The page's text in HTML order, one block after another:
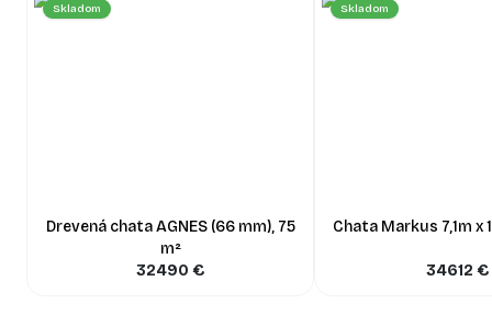
Skladom
Drevená chata AGNES (66 mm), 75
m²
32490 €
Skladom
Chata Markus 7,1m x
34612 €